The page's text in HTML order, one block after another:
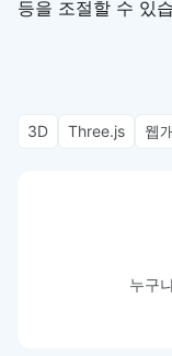
등을 조절할 수 있
3D Three.js 웹
누구